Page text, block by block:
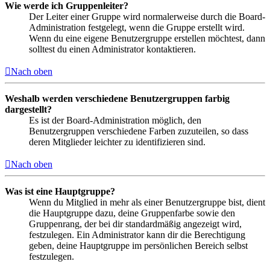
Wie werde ich Gruppenleiter?
Der Leiter einer Gruppe wird normalerweise durch die Board-
Administration festgelegt, wenn die Gruppe erstellt wird.
Wenn du eine eigene Benutzergruppe erstellen möchtest, dann
solltest du einen Administrator kontaktieren.
Nach oben
Weshalb werden verschiedene Benutzergruppen farbig
dargestellt?
Es ist der Board-Administration möglich, den
Benutzergruppen verschiedene Farben zuzuteilen, so dass
deren Mitglieder leichter zu identifizieren sind.
Nach oben
Was ist eine Hauptgruppe?
Wenn du Mitglied in mehr als einer Benutzergruppe bist, dient
die Hauptgruppe dazu, deine Gruppenfarbe sowie den
Gruppenrang, der bei dir standardmäßig angezeigt wird,
festzulegen. Ein Administrator kann dir die Berechtigung
geben, deine Hauptgruppe im persönlichen Bereich selbst
festzulegen.